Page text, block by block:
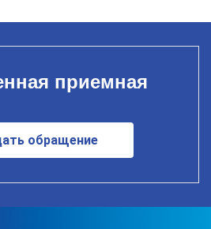
приемная
обращение